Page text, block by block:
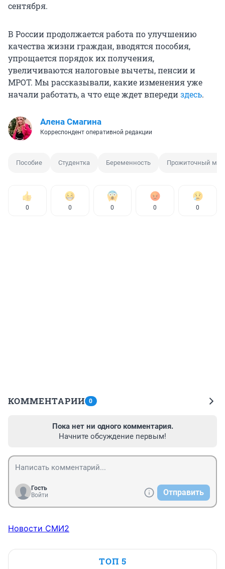
сентября.
В России продолжается работа по улучшению
качества жизни граждан, вводятся пособия,
упрощается порядок их получения,
увеличиваются налоговые вычеты, пенсии и
МРОТ. Мы рассказывали, какие изменения уже
начали работать, а что еще ждет впередиздесь.
Алена Смагина
Корреспондент оперативной редакции
Пособие Студентка Беременность Прожиточный
0 0 0 0 0
КОММЕНТАРИИ 0
Пока нет ни одного комментария.
Начните обсуждение первым!
Гость
Войти
Отправить
Новости СМИ2
ТОП 5